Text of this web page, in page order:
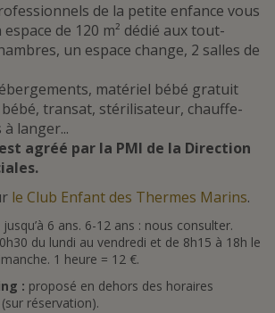
de la petite enfance vous
de 120 m² dédié aux tout-
un espace change, 2 salles de
matériel bébé gratuit
transat, stérilisateur, chauffe-
langer...
est agréé par la PMI de la Direction
le Club Enfant des Thermes Marins.
6 ans. 6-12 ans : nous consulter.
du lundi au vendredi et de 8h15 à 18h le
1 heure = 12 €.
: proposé en dehors des horaires
réservation).